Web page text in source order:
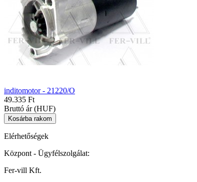
inditomotor - 21220/O
49.335 Ft
Bruttó ár (HUF)
Elérhetőségek
Központ - Ügyfélszolgálat:
Fer-vill Kft.